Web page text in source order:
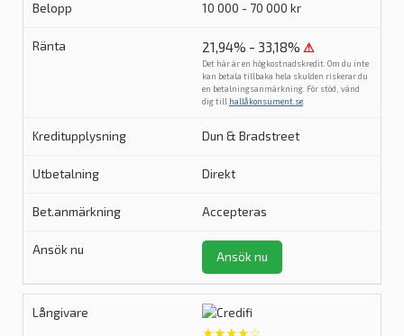
10 000 - 70 000 kr
21,94% - 33,18% ⚠
Det här är en högkostnadskredit. Om du inte
kan betala tillbaka hela skulden riskerar du
en betalningsanmärkning. För stöd, vänd
dig till hallåkonsument.se
Dun & Bradstreet
Direkt
Accepteras
Ansök nu
★★★★☆